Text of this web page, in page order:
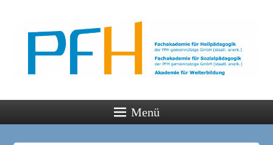
PFH
Gemeinsam wachsen
Menü